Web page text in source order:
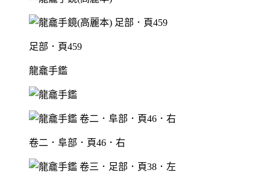
足部．頁459
龍龕手鑑
卷二．阜部．頁46．右